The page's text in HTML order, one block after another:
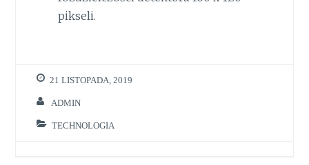
pikseli.
21 LISTOPADA, 2019
ADMIN
TECHNOLOGIA